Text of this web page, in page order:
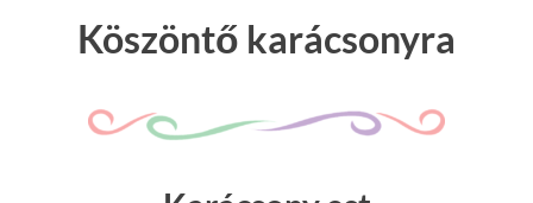
Köszöntő karácsonyra